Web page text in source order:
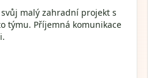
malý zahradní projekt s
týmu. Příjemná komunikace